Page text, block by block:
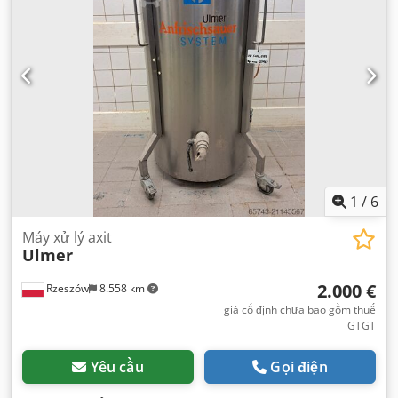
1 / 6
Rzeszów 8.558 km
Máy xử lý axit
Ulmer
2.000 €
giá cố định chưa bao gồm thuế
GTGT
Yêu cầu Gọi điện